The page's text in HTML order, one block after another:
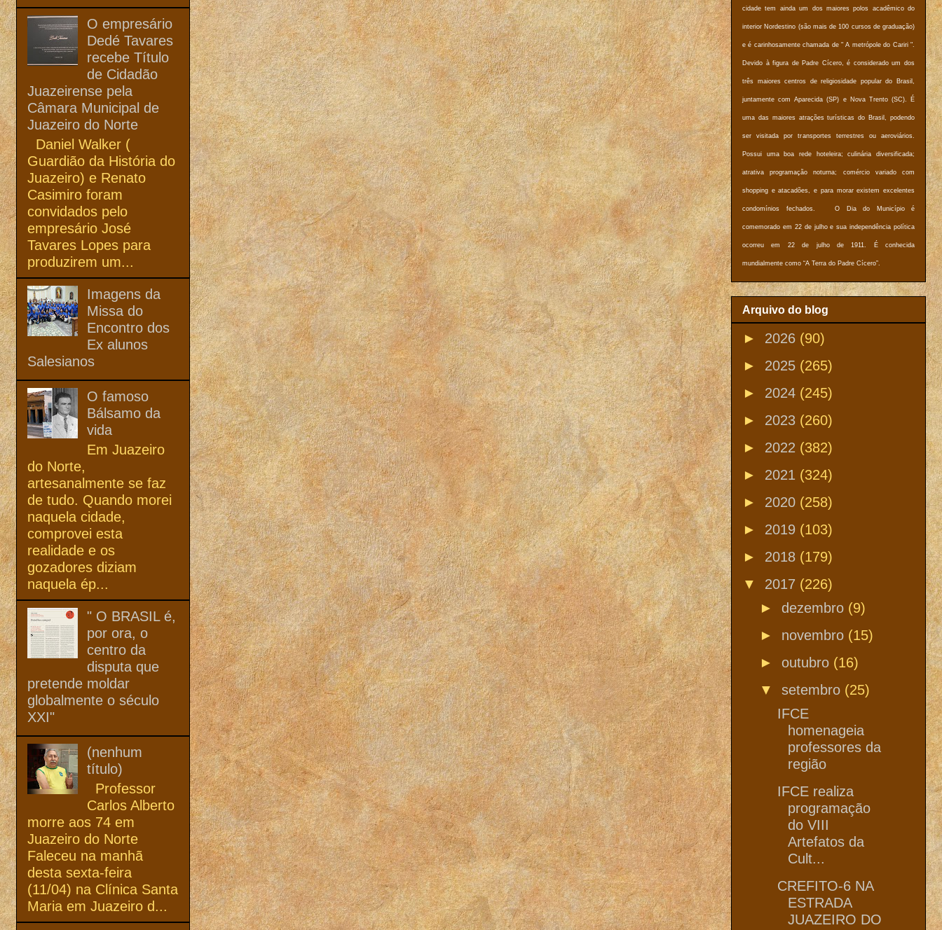
O empresário
Dedé Tavares
recebe Título
de Cidadão
Juazeirense pela
Câmara Municipal de
Juazeiro do Norte
Daniel Walker (
Guardião da História do
Juazeiro) e Renato
Casimiro foram
convidados pelo
empresário José
Tavares Lopes para
produzirem um...
Imagens da
Missa do
Encontro dos
Ex alunos
Salesianos
O famoso
Bálsamo da
vida
Em Juazeiro
do Norte,
artesanalmente se faz
de tudo. Quando morei
naquela cidade,
comprovei esta
realidade e os
gozadores diziam
naquela ép...
" O BRASIL é,
por ora, o
centro da
disputa que
pretende moldar
globalmente o século
XXI"
(nenhum
título)
Professor
Carlos Alberto
morre aos 74 em
Juazeiro do Norte
Faleceu na manhã
desta sexta-feira
(11/04) na Clínica Santa
Maria em Juazeiro d...
cidade tem ainda um dos maiores polos acadêmico do
interior Nordestino (são mais de 100 cursos de graduação)
e é carinhosamente chamada de " A metrópole do Cariri ".
Devido à figura de Padre Cícero, é considerado um dos
três maiores centros de religiosidade popular do Brasil,
juntamente com Aparecida (SP) e Nova Trento (SC). É
uma das maiores atrações turísticas do Brasil, podendo
ser visitada por transportes terrestres ou aeroviários.
Possui uma boa rede hoteleira; culinária diversificada;
atrativa programação noturna; comércio variado com
shopping e atacadões, e para morar existem excelentes
condomínios fechados. O Dia do Município é
comemorado em 22 de julho e sua independência política
ocorreu em 22 de julho de 1911. É conhecida
mundialmente como “A Terra do Padre Cícero”.
Arquivo do blog
► 2026 (90)
► 2025 (265)
► 2024 (245)
► 2023 (260)
► 2022 (382)
► 2021 (324)
► 2020 (258)
► 2019 (103)
► 2018 (179)
▼ 2017 (226)
► dezembro (9)
► novembro (15)
► outubro (16)
▼ setembro (25)
IFCE
homenageia
professores da
região
IFCE realiza
programação
do VIII
Artefatos da
Cult...
CREFITO-6 NA
ESTRADA
JUAZEIRO DO